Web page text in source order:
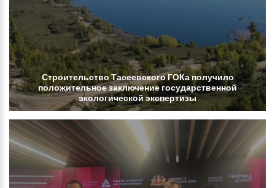
СтроительствоТасеевскогоГОКаполучило
положительноезаключение государственной
экологической экспертизы